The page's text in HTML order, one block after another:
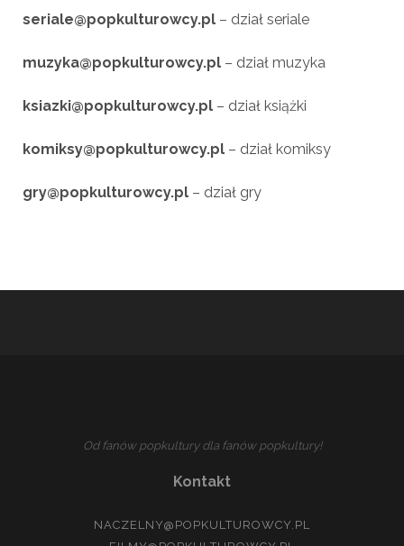
seriale@popkulturowcy.pl– dział seriale
muzyka@popkulturowcy.pl– dział muzyka
ksiazki@popkulturowcy.pl– dział książki
komiksy@popkulturowcy.pl– dział komiksy
gry@popkulturowcy.pl– dział gry
Od fanów popkultury dla fanów popkultury!
Kontakt
NACZELNY@POPKULTUROWCY.PL